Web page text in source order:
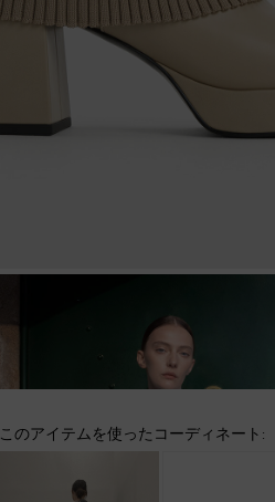
このアイテムを使ったコーディネート: